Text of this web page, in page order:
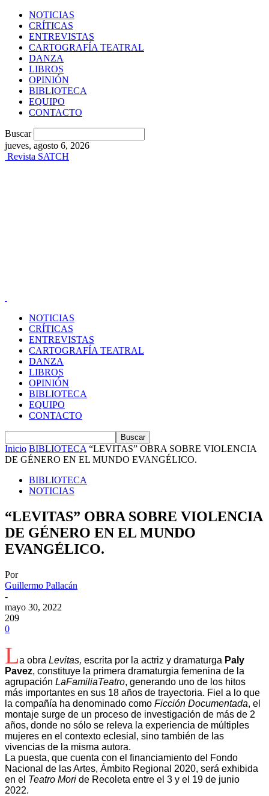
NOTICIAS
CRÍTICAS
ENTREVISTAS
CARTOGRAFÍA TEATRAL
DANZA
LIBROS
OPINIÓN
BIBLIOTECA
EQUIPO
CONTACTO
Buscar
jueves, agosto 6, 2026
Revista SATCH
NOTICIAS
CRÍTICAS
ENTREVISTAS
CARTOGRAFÍA TEATRAL
DANZA
LIBROS
OPINIÓN
BIBLIOTECA
EQUIPO
CONTACTO
Inicio BIBLIOTECA “LEVITAS” OBRA SOBRE VIOLENCIA
DE GÉNERO EN EL MUNDO EVANGÉLICO.
BIBLIOTECA
NOTICIAS
“LEVITAS” OBRA SOBRE VIOLENCIA
DE GÉNERO EN EL MUNDO
EVANGÉLICO.
Por
Guillermo Pallacán
-
mayo 30, 2022
209
0
La obra Levitas, escrita por la actriz y dramaturga Paly
Pavez, constituye la primera dramaturgia femenina de la
agrupación LaFamiliaTeatro, generando uno de los hitos
más importantes en sus 18 años de trayectoria. Fiel a lo que
la compañía ha denominado como Ficción Documentada, el
montaje surge de un proceso de investigación de más de 2
años, donde no sólo se releva la experiencia de múltiples
mujeres en el contexto eclesial, sino también de las
vivencias de la misma autora.
La puesta, que cuenta con el financiamiento del Fondo
Nacional de las Artes, Ámbito Regional 2020, será exhibida
en el Teatro Mori de Recoleta entre el 3 y el 19 de junio
2022.